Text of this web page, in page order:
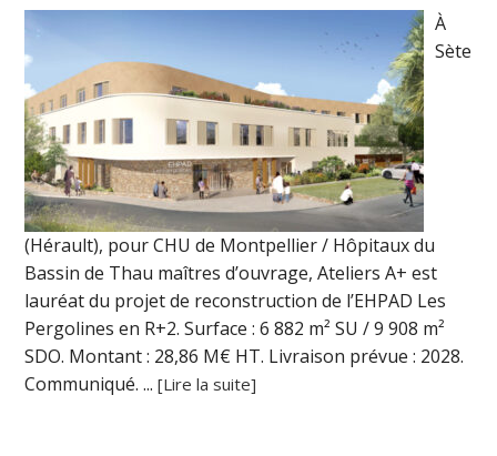
À
Sète
(Hérault), pour CHU de Montpellier / Hôpitaux du
Bassin de Thau maîtres d’ouvrage, Ateliers A+ est
lauréat du projet de reconstruction de l’EHPAD Les
Pergolines en R+2. Surface : 6 882 m² SU / 9 908 m²
SDO. Montant : 28,86 M€ HT. Livraison prévue : 2028.
Communiqué. ...[Lire la suite]